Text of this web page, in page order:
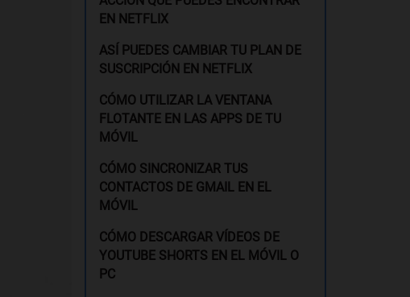
EN NETFLIX
ASÍ PUEDES CAMBIAR TU PLAN DE
SUSCRIPCIÓN EN NETFLIX
CÓMO UTILIZAR LA VENTANA
FLOTANTE EN LAS APPS DE TU
MÓVIL
CÓMO SINCRONIZAR TUS
CONTACTOS DE GMAIL EN EL
MÓVIL
CÓMO DESCARGAR VÍDEOS DE
YOUTUBE SHORTS EN EL MÓVIL O
PC